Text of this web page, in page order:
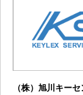
（株）旭川キー